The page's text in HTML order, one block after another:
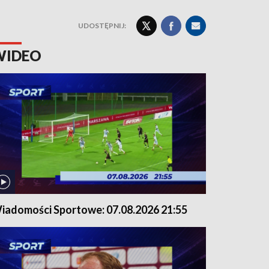
UDOSTĘPNIJ:
Sportowe: 07.08.2026 21:55